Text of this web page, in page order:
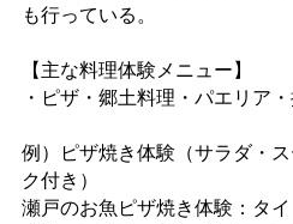
も行っている。
【主な料理体験メニュー】
・ピザ・郷土料理・パエリ
例）ピザ焼き体験（サラダ・
ク付き）
瀬戸のお魚ピザ焼き体験：タ